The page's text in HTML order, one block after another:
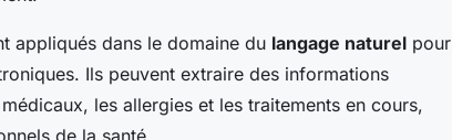
appliqués dans le domaine du langage naturel pour
Ils peuvent extraire des informations
les allergies et les traitements en cours,